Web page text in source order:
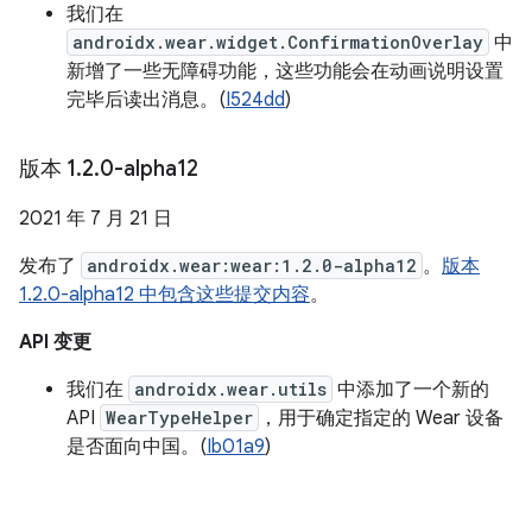
我们在
androidx.wear.widget.ConfirmationOverlay 中
新增了一些无障碍功能，这些功能会在动画说明设置
完毕后读出消息。(I524dd)
版本 1.2.0-alpha12
2021 年 7 月 21 日
发布了
androidx.wear:wear:1.2.0-alpha12 。 版本
1.2.0-alpha12 中包含这些提交内容。
API 变更
我们在 androidx.wear.utils 中添加了一个新的
API WearTypeHelper
，用于确定指定的 Wear 设备
是否面向中国。(Ib01a9)